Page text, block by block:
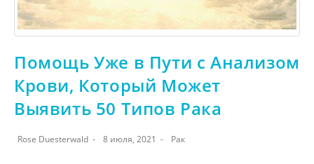
Помощь Уже в Пути с Анализом
Крови, Который Может
Выявить 50 Типов Рака
Rose Duesterwald 8 июля, 2021 Рак